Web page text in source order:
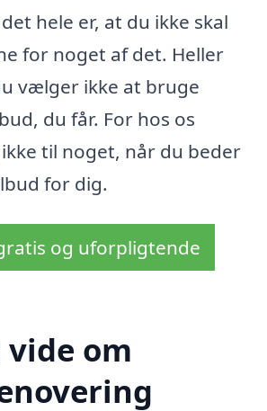
hele er, at du ikke skal
for noget af det. Heller
vælger ikke at bruge
du får. For hos os
til noget, når du beder
for dig.
og uforpligtende
om